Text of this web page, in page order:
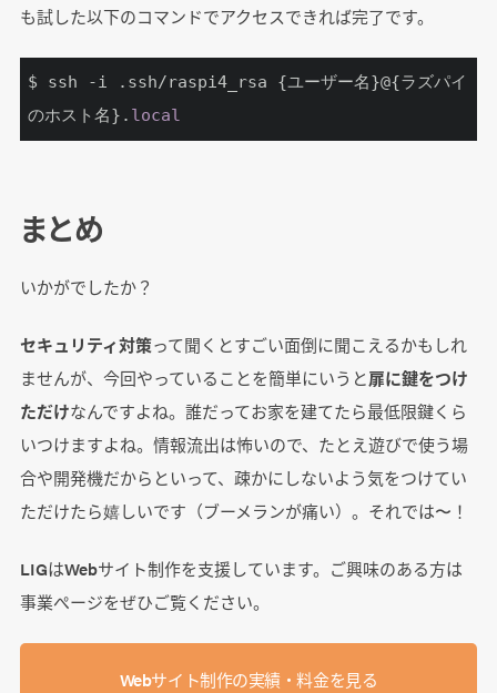
も試した以下のコマンドでアクセスできれば完了です。
$ ssh -i .ssh/raspi4_rsa {ユーザー名}@{ラズパイ
のホスト名}. local
まとめ
いかがでしたか？
セキュリティ対策って聞くとすごい面倒に聞こえるかもしれ
ませんが、今回やっていることを簡単にいうと扉に鍵をつけ
ただけなんですよね。誰だってお家を建てたら最低限鍵くら
いつけますよね。情報流出は怖いので、たとえ遊びで使う場
合や開発機だからといって、疎かにしないよう気をつけてい
ただけたら嬉しいです（ブーメランが痛い）。それでは〜！
LIGはWebサイト制作を支援しています。ご興味のある方は
事業ぺージをぜひご覧ください。
Webサイト制作の実績・料金を見る